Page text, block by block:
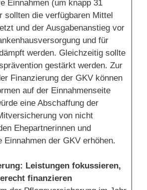
Einnahmen (um knapp 31
sollten die verfügbaren Mittel
und der Ausgabenanstieg vor
und für
werden. Gleichzeitig sollte
gestärkt werden. Zur
Finanzierung der GKV können
auf der Einnahmenseite
eine Abschaffung der
von nicht
Ehepartnerinnen und
Einnahmen der GKV erhöhen.
Leistungen fokussieren,
finanzieren